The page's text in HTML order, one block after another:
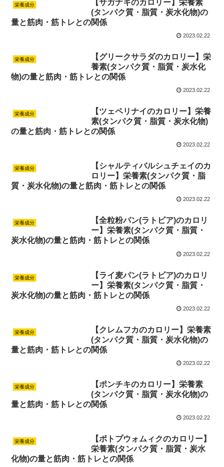
栄養成分
【サガナキのカロリー】栄養素
(タンパク質・脂質・炭水化物)の
量と筋肉・筋トレとの関係
2023.02.22
栄養成分
【グリークサラダのカロリー】栄
養素(タンパク質・脂質・炭水化
物)の量と筋肉・筋トレとの関係
2023.02.22
栄養成分
【ツェペリナイのカロリー】栄養
素(タンパク質・脂質・炭水化物)
の量と筋肉・筋トレとの関係
2023.02.22
栄養成分
【シャルティバルシュチェイのカ
ロリー】栄養素(タンパク質・脂
質・炭水化物)の量と筋肉・筋トレとの関係
2023.02.22
栄養成分
【全粒粉パン(ラトビア)のカロリ
ー】栄養素(タンパク質・脂質・
炭水化物)の量と筋肉・筋トレとの関係
2023.02.22
栄養成分
【ライ麦パン(ラトビア)のカロリ
ー】栄養素(タンパク質・脂質・
炭水化物)の量と筋肉・筋トレとの関係
2023.02.22
栄養成分
【クレムフカのカロリー】栄養素
(タンパク質・脂質・炭水化物)の
量と筋肉・筋トレとの関係
2023.02.22
栄養成分
【ポンチキのカロリー】栄養素
(タンパク質・脂質・炭水化物)の
量と筋肉・筋トレとの関係
2023.02.22
栄養成分
【ポトプウォムィクのカロリー】
栄養素(タンパク質・脂質・炭水
化物)の量と筋肉・筋トレとの関係